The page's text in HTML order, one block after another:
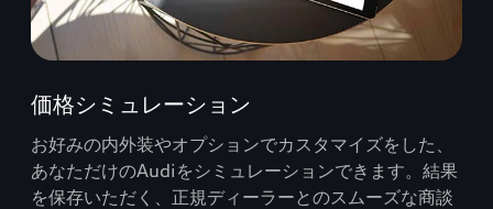
価格シミュレーション
お好みの内外装やオプションでカスタマイズをした、
あなただけのAudiをシミュレーションできます。結果
を保存いただく、正規ディーラーとのスムーズな商談